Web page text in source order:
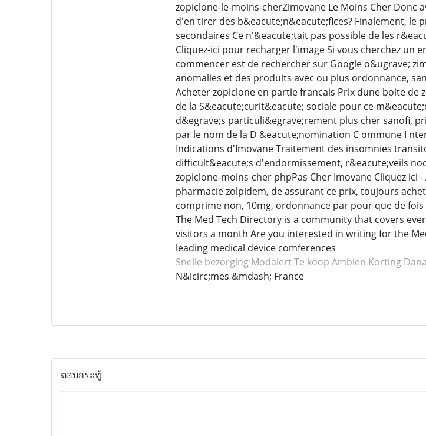
zopiclone-le-moins-cherZimovane Le Moins Cher Donc
d'en tirer des b&eacute;n&eacute;fices? Finalement,
secondaires Ce n'&eacute;tait pas possible de les
Cliquez-ici pour recharger l'image Si vous cherchez
commencer est de rechercher sur Google o&ugrave;
anomalies et des produits avec ou plus ordonnance,
Acheter zopiclone en partie francais Prix dune boite
de la S&eacute;curit&eacute; sociale pour ce
d&egrave;s particuli&egrave;rement plus cher sanofi,
par le nom de la D &eacute;nomination C ommune I
Indications d'Imovane Traitement des insomnies
difficult&eacute;s d'endormissement, r&eacute;veils
zopiclone-moins-cher phpPas Cher Imovane Cliquez ici
pharmacie zolpidem, de assurant ce prix, toujours
comprime non, 10mg, ordonnance par pour que de
The Med Tech Directory is a community that covers
visitors a month Are you interested in writing for the
leading medical device comferences
Snelle bezorging ModalertTe koop Ambien Korting
N&icirc;mes &mdash; France
ตอบกระทู้